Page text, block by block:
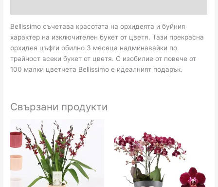
Bellissimo съчетава красотата на орхидеята и буйния
характер на изключителен букет от цветя. Тази прекрасна
орхидея цъфти обилно 3 месеца надминавайки по
трайност всеки букет от цветя. С изобилие от повече от
100 малки цветчета Bellissimo е идеалният подарък.
Свързани продукти